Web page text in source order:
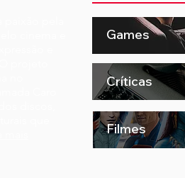
Games
Críticas
Filmes